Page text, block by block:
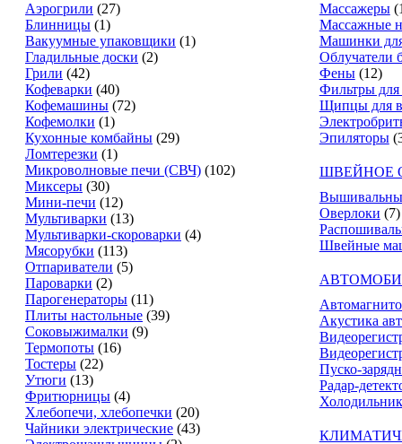
Аэрогрили (27)
Блинницы (1)
Вакуумные упаковщики (1)
Гладильные доски (2)
Грили (42)
Кофеварки (40)
Кофемашины (72)
Кофемолки (1)
Кухонные комбайны (29)
Ломтерезки (1)
Микроволновые печи (СВЧ) (102)
Миксеры (30)
Мини-печи (12)
Мультиварки (13)
Мультиварки-скороварки (4)
Мясорубки (113)
Отпариватели (5)
Пароварки (2)
Парогенераторы (11)
Плиты настольные (39)
Соковыжималки (9)
Термопоты (16)
Тостеры (22)
Утюги (13)
Фритюрницы (4)
Хлебопечи, хлебопечки (20)
Чайники электрические (43)
Массажеры
Массажные
Машинки
Облучатели
Фены (12)
Фильтры
Щипцы для
Эпиляторы
ШВЕЙНОЕ
Оверлоки (7)
Швейные
Акустика
Пуско-
Радар-